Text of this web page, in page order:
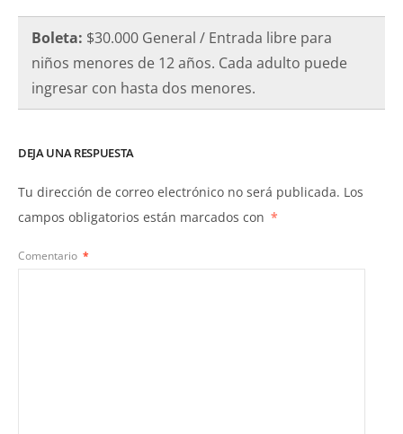
Boleta: $30.000 General / Entrada libre para
niños menores de 12 años. Cada adulto puede
ingresar con hasta dos menores.
DEJA UNA RESPUESTA
Tu dirección de correo electrónico no será publicada. Los
campos obligatorios están marcados con *
Comentario *